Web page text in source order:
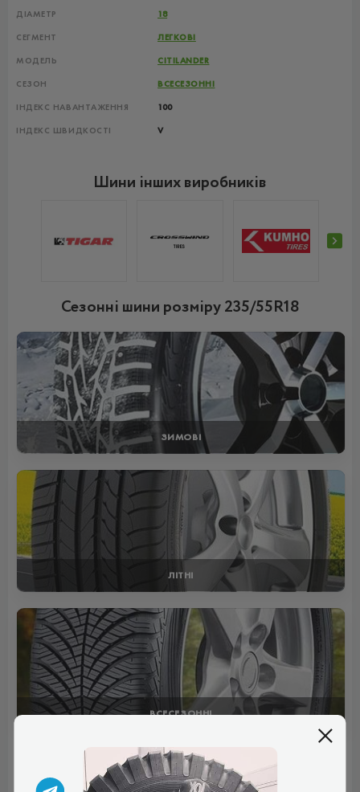
ДІАМЕТР 18
СЕГМЕНТ ЛЕГКОВІ
МОДЕЛЬ CITILANDER
СЕЗОН ВСЕСЕЗОННІ
ІНДЕКС НАВАНТАЖЕННЯ 100
ІНДЕКС ШВИДКОСТІ V
Шини інших виробників
Сезонні шини розміру 235/55R18
ЗИМОВІ
ЛІТНІ
ВСЕСЕЗОННІ
Відгуки (1)